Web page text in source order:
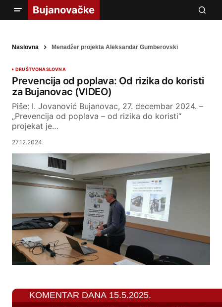
Naslovna Menadžer projekta Aleksandar Gumberovski
DRUŠTVONASLOVNA
Prevencija od poplava: Od rizika do koristi
za Bujanovac (VIDEO)
Piše: I. Jovanović Bujanovac, 27. decembar 2024. –
„Prevencija od poplava – od rizika do koristi“
projekat je…
27.12.2024.
KOMENTAR DANA 15.5.2025.